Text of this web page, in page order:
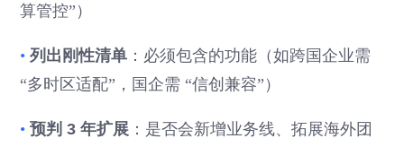
算管控”）
•列出刚性清单 ：必须包含的功能（如跨国企业需
“多时区适配”，国企需 “信创兼容”）
•预判 3 年扩展 ：是否会新增业务线、拓展海外团